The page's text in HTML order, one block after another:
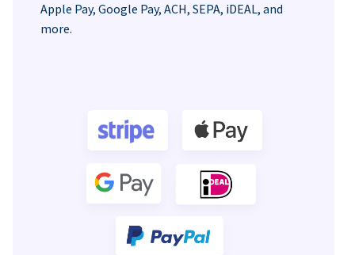
Apple Pay, Google Pay, ACH, SEPA, iDEAL, and
more.